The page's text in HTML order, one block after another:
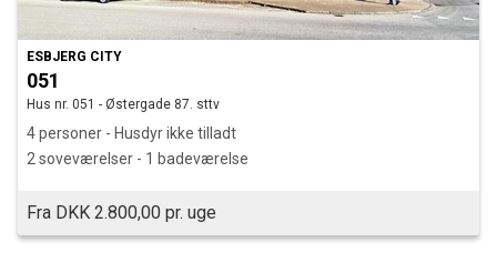
ESBJERG CITY
051
Hus nr. 051 - Østergade 87. sttv
4 personer - Husdyr ikke tilladt
2 soveværelser - 1 badeværelse
Fra DKK 2.800,00 pr. uge